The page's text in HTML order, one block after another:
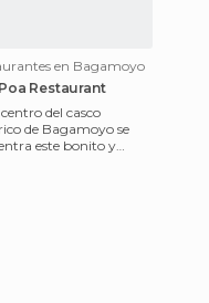
en Bagamoyo
Restaurant
del casco
de Bagamoyo se
este bonito y